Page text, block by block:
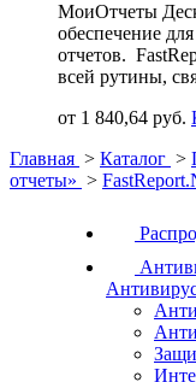
МоиОтчеты
обеспечение
отчетов.
всей рутины,
от 1 840,64 руб.
Главная > Каталог >
отчеты» >